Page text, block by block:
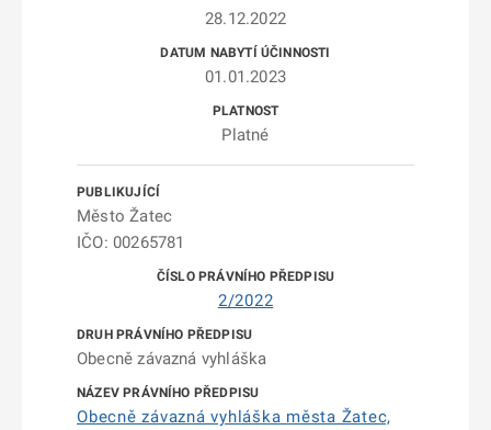
28.12.2022
01.01.2023
Platné
Město Žatec
IČO: 00265781
2/2022
Obecně závazná vyhláška
Obecně závazná vyhláška města Žatec,